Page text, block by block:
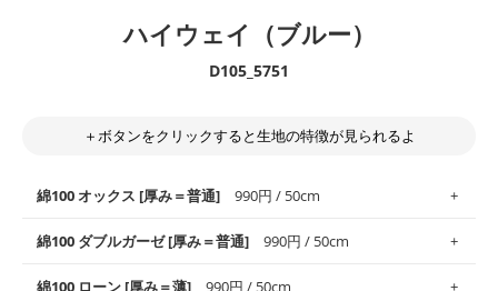
ハイウェイ（ブルー）
D105_5751
＋ボタンをクリックすると生地の特徴が見られるよ
綿100 オックス [厚み＝普通] 990円 / 50cm
使いやすさNo.1！しなやかさと適度な張りを併せ持ち、通気性の
綿100 ダブルガーゼ [厚み＝普通] 990円 / 50cm
綿100 ローン [厚み＝薄] 990円 / 50cm